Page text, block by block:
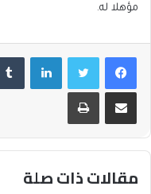
مؤهلا له.
فيسبوكتويتر لينكدإن
مشاركة عبر البريد طباعة
مقالات ذات صلة